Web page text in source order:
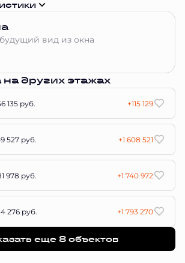
вид из окна
других этажах
135 руб. +115 129
527 руб. +1 608 521
978 руб. +1 740 972
276 руб. +1 793 270
еще 8 объектов